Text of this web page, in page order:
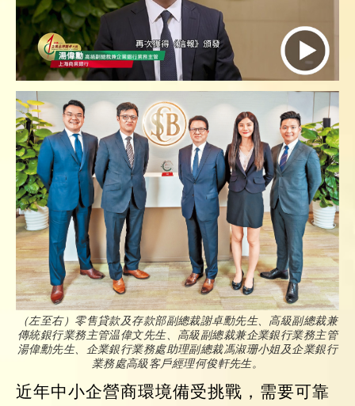
（左至右）零售貸款及存款部副總裁謝卓勳先生、高級副總裁兼
傳統銀行業務主管温偉文先生、高級副總裁兼企業銀行業務主管
湯偉勳先生、企業銀行業務處助理副總裁馮淑珊小姐及企業銀行
業務處高級客戶經理何俊軒先生。
近年中小企營商環境備受挑戰，需要可靠